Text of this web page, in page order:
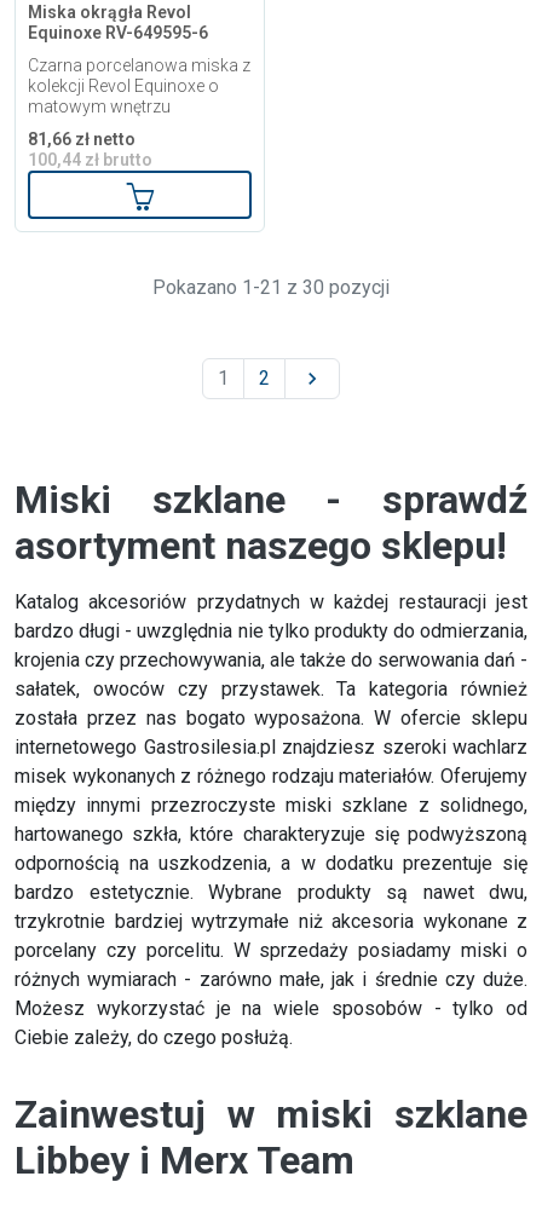
Miska okrągła Revol
Equinoxe RV-649595-6
Czarna porcelanowa miska z
kolekcji Revol Equinoxe o
matowym wnętrzu
81,66 zł netto
100,44 zł brutto
Dodaj do koszyka
Pokazano 1-21 z 30 pozycji
1 2 
Miski szklane - sprawdź
asortyment naszego sklepu!
Katalog akcesoriów przydatnych w każdej restauracji jest
bardzo długi - uwzględnia nie tylko produkty do odmierzania,
krojenia czy przechowywania, ale także do serwowania dań -
sałatek, owoców czy przystawek. Ta kategoria również
została przez nas bogato wyposażona. W ofercie sklepu
internetowego Gastrosilesia.pl znajdziesz szeroki wachlarz
misek wykonanych z różnego rodzaju materiałów. Oferujemy
między innymi przezroczyste miski szklane z solidnego,
hartowanego szkła, które charakteryzuje się podwyższoną
odpornością na uszkodzenia, a w dodatku prezentuje się
bardzo estetycznie. Wybrane produkty są nawet dwu,
trzykrotnie bardziej wytrzymałe niż akcesoria wykonane z
porcelany czy porcelitu. W sprzedaży posiadamy miski o
różnych wymiarach - zarówno małe, jak i średnie czy duże.
Możesz wykorzystać je na wiele sposobów - tylko od
Ciebie zależy, do czego posłużą.
Zainwestuj w miski szklane
Libbey i Merx Team